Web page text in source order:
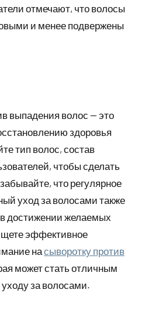
отмечают, что волосы
и менее подвержены
выпадения волос — это
здоровья
тип волос, состав
чтобы сделать
что регулярное
уход за волосами также
достижении желаемых
эффективное
насыворотку против
может стать отличным
за волосами.